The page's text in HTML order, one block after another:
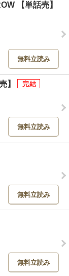
【単話売】
無料立読み
】
無料立読み
無料立読み
無料立読み